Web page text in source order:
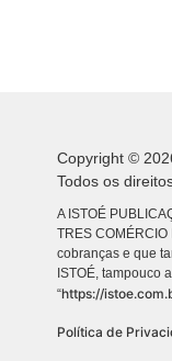
Copyright ©
Todos os
A ISTOÉ
TRES
cobranças e que
ISTOÉ, tampouco
“https://
Política de